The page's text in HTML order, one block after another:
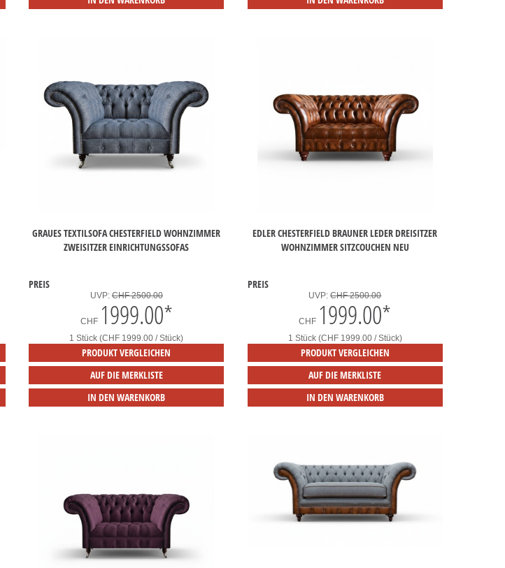
GRAUES TEXTILSOFA CHESTERFIELD WOHNZIMMER
ZWEISITZER EINRICHTUNGSSOFAS
PREIS
UVP:CHF 2500.00
CHF 1999.00*
1 Stück (CHF 1999.00 / Stück)
PRODUKT VERGLEICHEN
AUF DIE MERKLISTE
IN DEN WARENKORB
EDLER CHESTERFIELD BRAUNER LEDER DREISITZER
WOHNZIMMER SITZCOUCHEN NEU
PREIS
UVP:CHF 2500.00
CHF 1999.00*
1 Stück (CHF 1999.00 / Stück)
PRODUKT VERGLEICHEN
AUF DIE MERKLISTE
IN DEN WARENKORB